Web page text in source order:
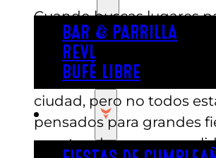
BAR & PARRILLA
REVL
BUFÉ LIBRE
FIESTA
Cuando buscas lugares
organizar un grupo en
puede resultar difícil
muchos sitios divertidos
ciudad, pero no todos
pensados para grandes
eventos de empresa,